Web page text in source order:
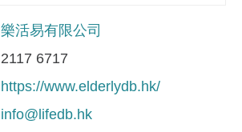
樂活易有限公司
2117 6717
https://www.elderlydb.hk/
info@lifedb.hk